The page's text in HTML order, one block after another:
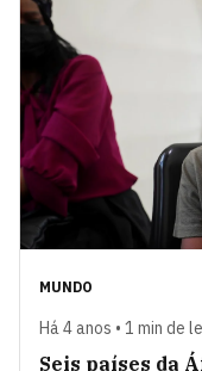
MUNDO
Há 4 anos • 1 min de
Seis países da